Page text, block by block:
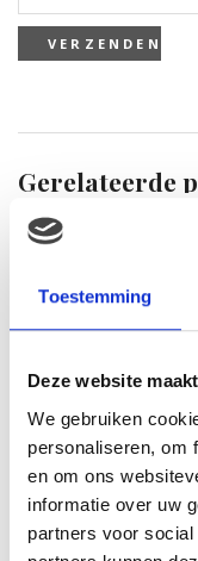
Toestemming
Deze website
We gebruiken
personaliseren, om
en om ons
informatie over uw
partners voor
Gerelateerde
NAÏF Baby